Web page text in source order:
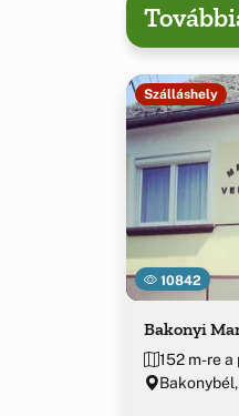
10842
Szálláshely
Bakonyi
152 m-re